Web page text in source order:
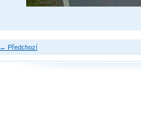
← Předchozí